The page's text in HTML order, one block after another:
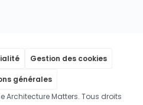
Gestion des cookies
générales
Architecture Matters. Tous droits